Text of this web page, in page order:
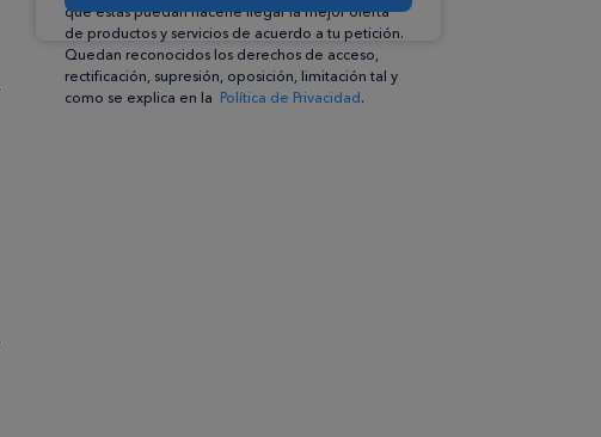
que éstas puedan hacerle llegar la mejor oferta
de productos y servicios de acuerdo a tu petición.
Quedan reconocidos los derechos de acceso,
rectificación, supresión, oposición, limitación tal y
como se explica en la Política de Privacidad.